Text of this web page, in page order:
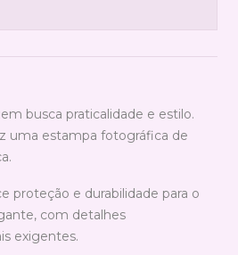
busca praticalidade e estilo.
uma estampa fotográfica de
proteção e durabilidade para o
com detalhes
exigentes.